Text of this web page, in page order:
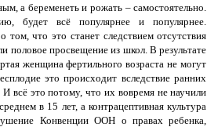
а беременеть и рожать – самостоятельно.
будет всё популярнее и популярнее.
что это станет следствием отсутствия
половое просвещение из школ. В результате
женщина фертильного возраста не могут
это происходит вследствие ранних
всё это потому, что их вовремя не научили
в 15 лет, а контрацептивная культура
Конвенции ООН о правах ребенка,